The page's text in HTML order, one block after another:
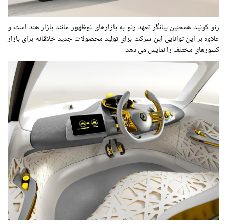
رنو کوئید همچنین بیانگر تعهد رنو به بازارهای نوظهور مانند بازار هند است و
علاوه بر این توانایی این شرکت برای تولید محصولات جدید خلاقانه برای بازار
کشورهای مختلف را نمایش می دهد.